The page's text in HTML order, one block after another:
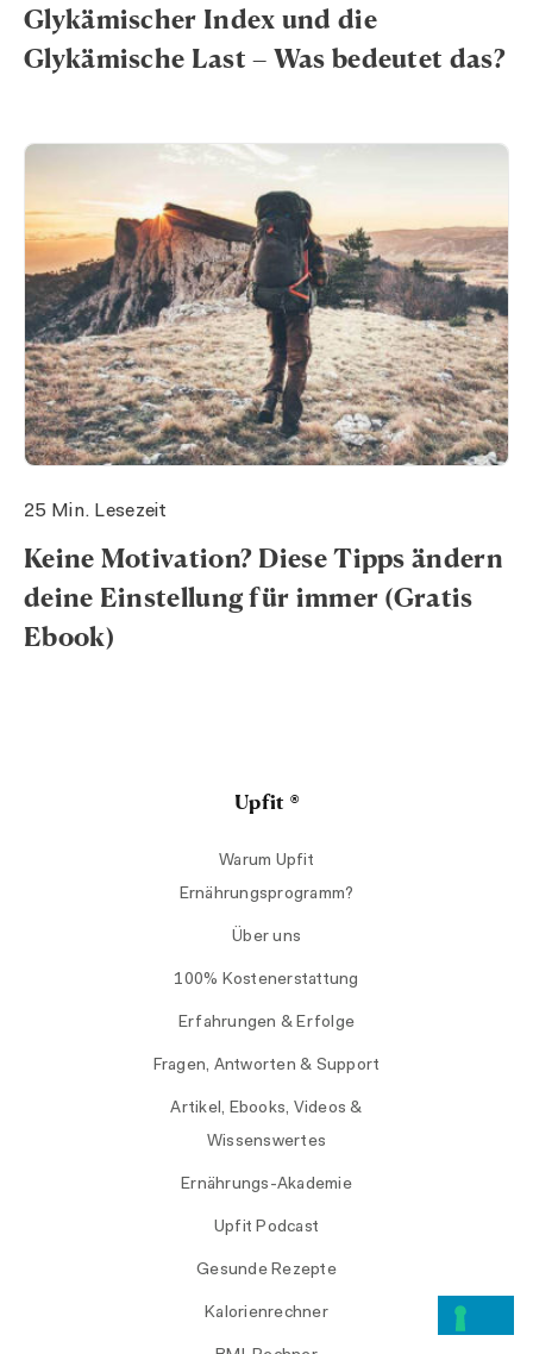
Glykämischer Index und die
Glykämische Last – Was bedeutet das?
Keine Motivation? Diese Tipps ändern
deine Einstellung für immer (Gratis
Ebook)
25 Min. Lesezeit
Upfit ®
Warum Upfit
Ernährungsprogramm?
Über uns
100% Kostenerstattung
Erfahrungen & Erfolge
Fragen, Antworten & Support
Artikel, Ebooks, Videos &
Wissenswertes
Ernährungs-Akademie
Upfit Podcast
Gesunde Rezepte
Kalorienrechner